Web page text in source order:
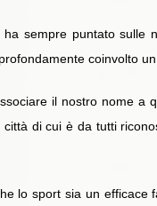
ha sempre puntato sulle
coinvolto
il nostro nome a
di cui è da tutti
lo sport sia un efficace